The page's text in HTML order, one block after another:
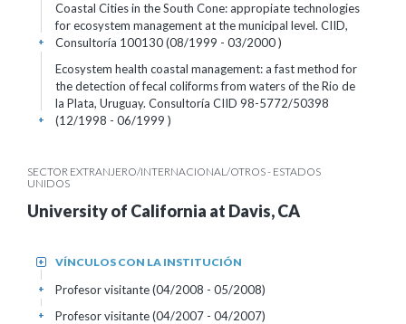
Coastal Cities in the South Cone: appropiate technologies
for ecosystem management at the municipal level. CIID,
Consultoría 100130 (08/1999 - 03/2000 )
+
Ecosystem health coastal management: a fast method for
the detection of fecal coliforms from waters of the Rio de
la Plata, Uruguay. Consultoría CIID 98-5772/50398
(12/1998 - 06/1999 )
+
SECTOR EXTRANJERO/INTERNACIONAL/OTROS - ESTADOS
UNIDOS
University of California at Davis, CA
VÍNCULOS CON LA INSTITUCIÓN
+
Profesor visitante (04/2008 - 05/2008)
+
Profesor visitante (04/2007 - 04/2007)
+